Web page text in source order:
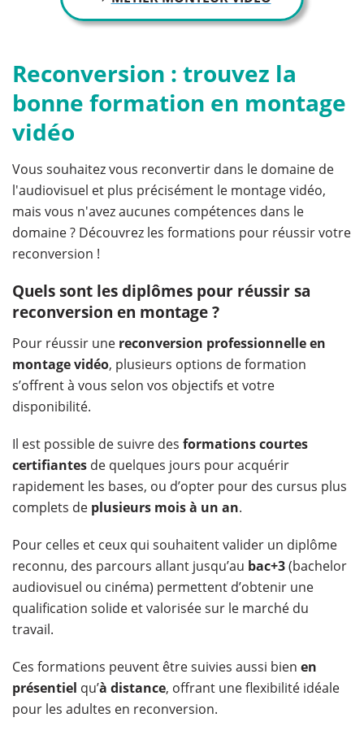
Reconversion : trouvez la
bonne formation en montage
vidéo
Vous souhaitez vous reconvertir dans le domaine de
l'audiovisuel et plus précisément le montage vidéo,
mais vous n'avez aucunes compétences dans le
domaine ? Découvrez les formations pour réussir votre
reconversion !
Quels sont les diplômes pour réussir sa
reconversion en montage ?
Pour réussir une reconversion professionnelle en
montage vidéo, plusieurs options de formation
s’offrent à vous selon vos objectifs et votre
disponibilité.
Il est possible de suivre des formations courtes
certifiantes de quelques jours pour acquérir
rapidement les bases, ou d’opter pour des cursus plus
complets de plusieurs mois à un an.
Pour celles et ceux qui souhaitent valider un diplôme
reconnu, des parcours allant jusqu’au bac+3(bachelor
audiovisuel ou cinéma) permettent d’obtenir une
qualification solide et valorisée sur le marché du
travail.
Ces formations peuvent être suivies aussi bien en
présentiel qu’à distance, offrant une flexibilité idéale
pour les adultes en reconversion.